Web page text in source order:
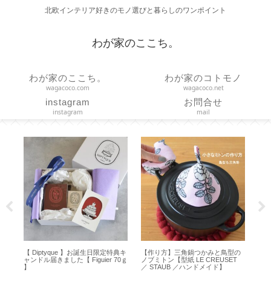
北欧インテリア好きのモノ選びと暮らしのワンポイント
わが家のここち。
わが家のここち。
wagacoco.com
わが家のコトモノ
wagacoco.net
instagram
instagram
お問合せ
mail
【 Diptyque 】お誕生日限定特典キ
ャンドル届きました【 Figuier 70ｇ
】
【作り方】三角鍋つかみと鳥型の
ノブミトン【型紙 LE CREUSET
／ STAUB ／ハンドメイド】